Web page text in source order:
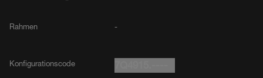
Rahmen -
Konfigurationscode